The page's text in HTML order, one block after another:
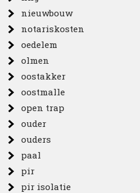
nieuwbouw
notariskosten
oedelem
olmen
oostakker
oostmalle
open trap
ouder
ouders
paal
pir
pir isolatie